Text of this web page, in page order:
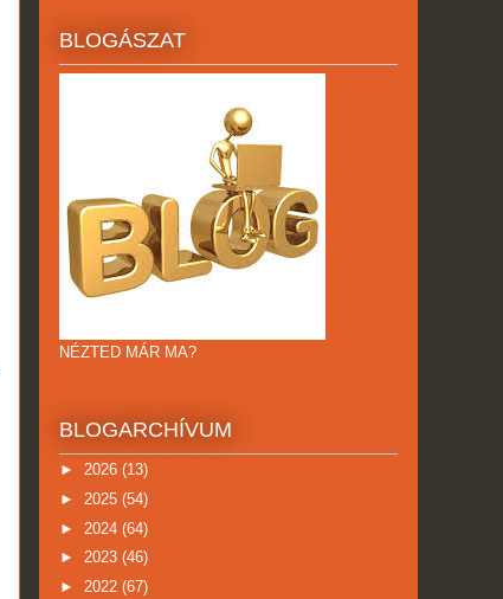
BLOGÁSZAT
NÉZTED MÁR MA?
BLOGARCHÍVUM
► 2026 (13)
► 2025 (54)
► 2024 (64)
► 2023 (46)
► 2022 (67)